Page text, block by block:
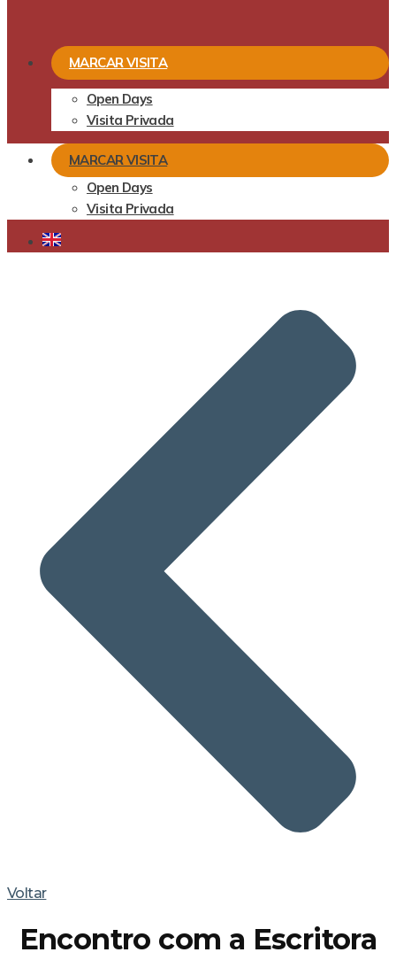
MARCAR VISITA
Open Days
Visita Privada
MARCAR VISITA
Open Days
Visita Privada
Voltar
Encontro com a Escritora